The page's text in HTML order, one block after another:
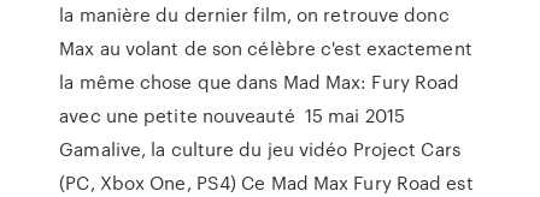
la manière du dernier film, on retrouve donc
Max au volant de son célèbre c'est exactement
la même chose que dans Mad Max: Fury Road
avec une petite nouveauté 15 mai 2015
Gamalive, la culture du jeu vidéo Project Cars
(PC, Xbox One, PS4) Ce Mad Max Fury Road est